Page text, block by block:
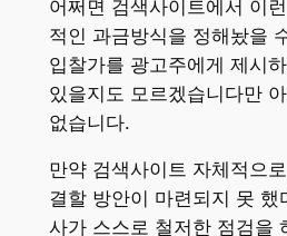
어쩌면 검색사이트에서 이
적인 과금방식을 정해놨을
입찰가를 광고주에게 제시
있을지도 모르겠습니다만
없습니다.
만약 검색사이트 자체적으
결할 방안이 마련되지 못 했
사가 스스로 철저한 점검을